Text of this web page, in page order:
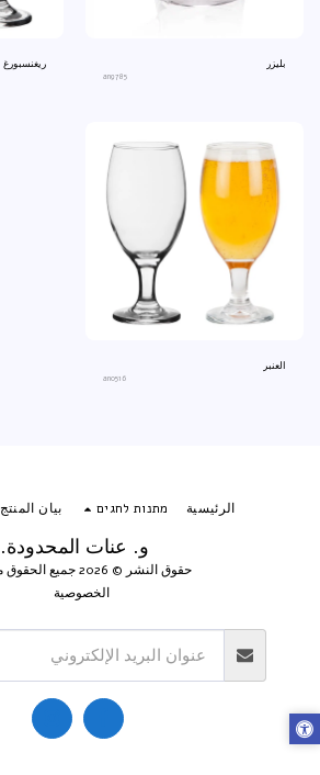
بليزر
an9785
ريغنسبورغ
العنبر
an0516
و. عنات المحدودة.
حقوق النشر © 2026 جميع الحقوق محفوظة
الخصوصية
الرئيسية מתנות לחגים بيان المنتج